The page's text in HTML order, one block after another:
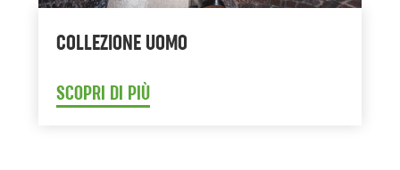
COLLEZIONE UOMO
SCOPRI DI PIÙ